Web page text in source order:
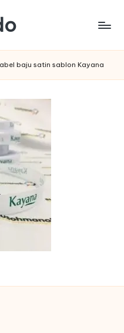
baju satin sablon Kayana